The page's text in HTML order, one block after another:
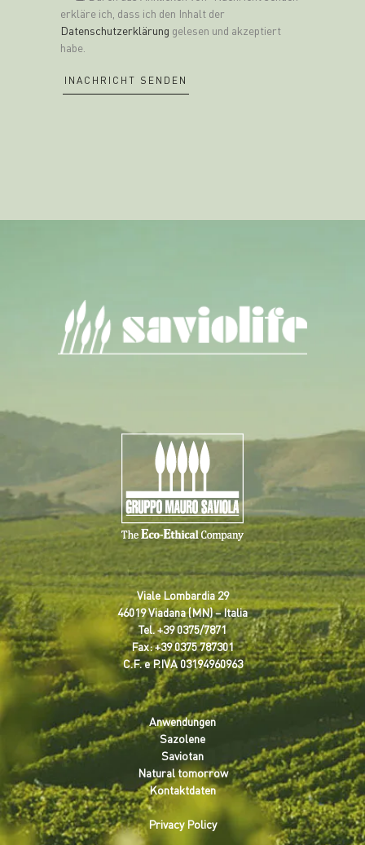
erkläre ich, dass ich den Inhalt der
Datenschutzerklärung gelesen und akzeptiert
habe.
Viale Lombardia 29
46019 Viadana (MN) – Italia
Tel.+39 0375/7871
Fax: +39 0375 787301
C.F. e P.IVA 03194960963
Anwendungen
Sazolene
Saviotan
Natural tomorrow
Kontaktdaten
Privacy Policy